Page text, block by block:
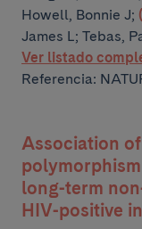
Howell, Bonnie J;
James L; Tebas,
Ver listado
Referencia:
Association
long-term
HIV-positive